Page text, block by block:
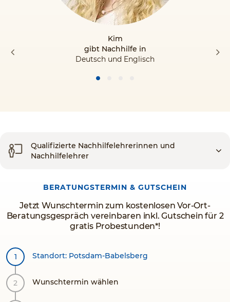
Kim
gibt Nachhilfe in
Deutsch und Englisch
Qualifizierte Nachhilfelehrerinnen und
Nachhilfelehrer
BERATUNGSTERMIN & GUTSCHEIN
Jetzt Wunschtermin zum kostenlosen Vor-Ort-
Beratungsgespräch vereinbaren inkl. Gutschein für 2
gratis Probestunden*!
Standort: Potsdam-Babelsberg
Wunschtermin wählen